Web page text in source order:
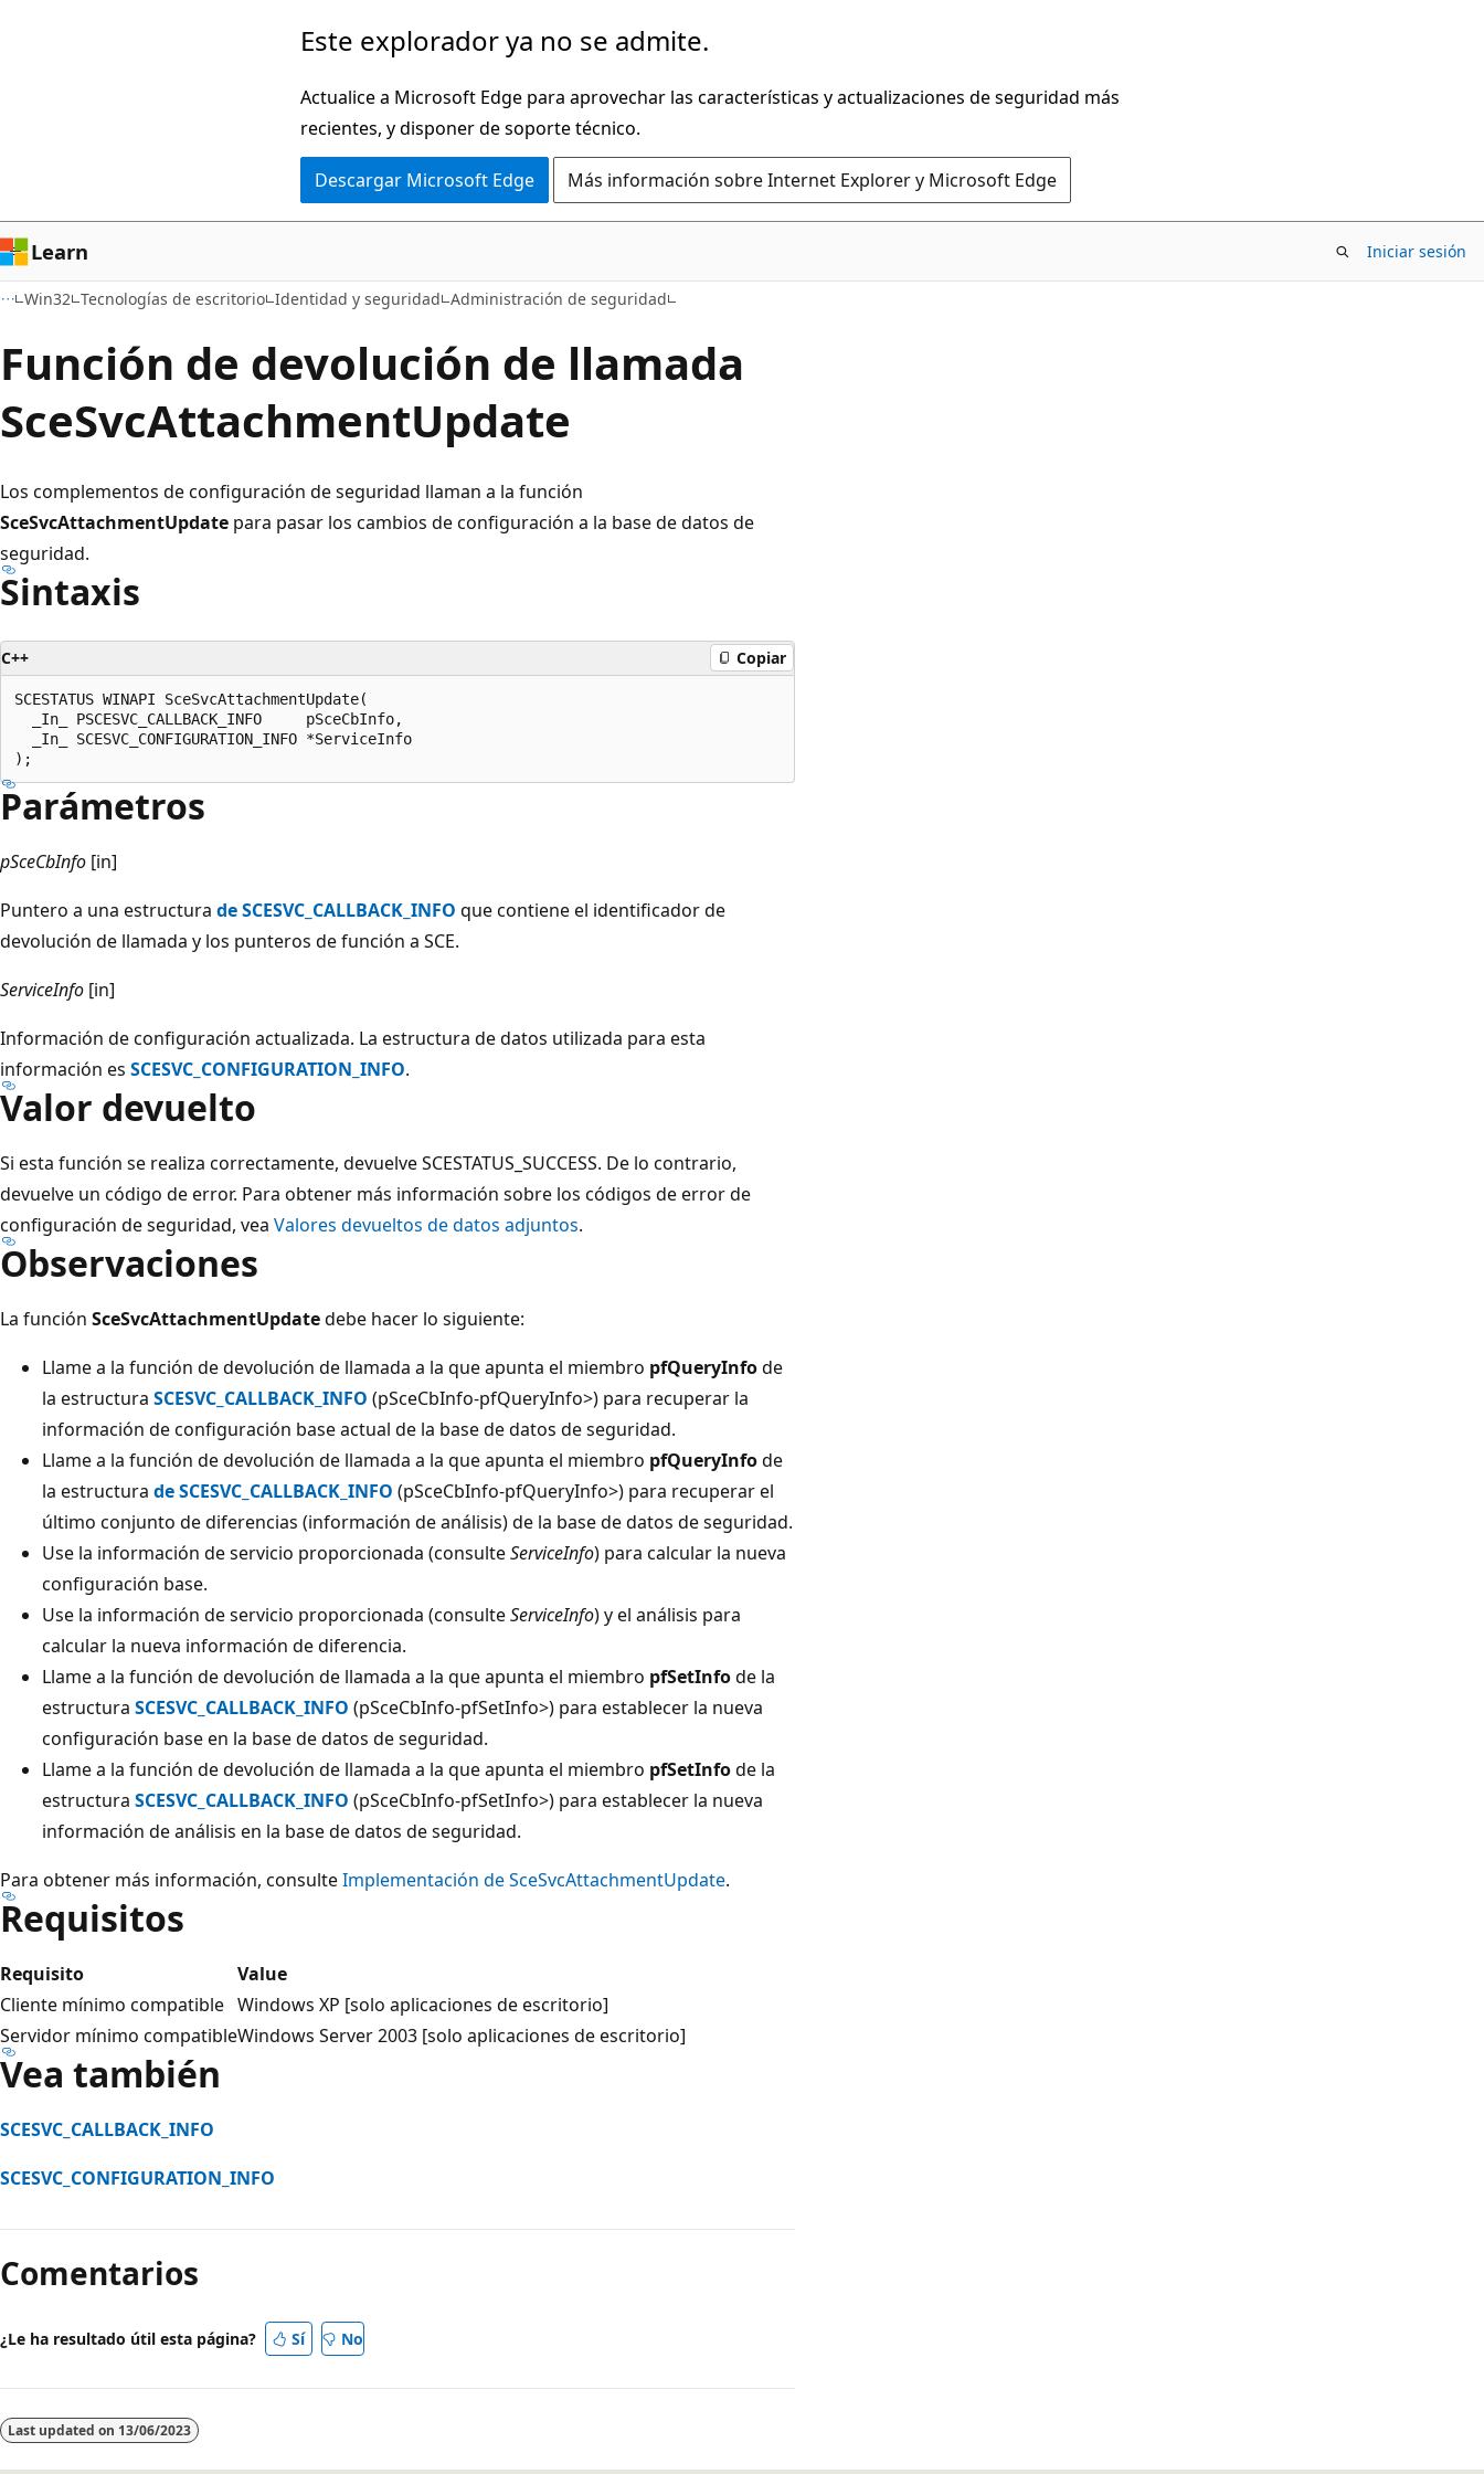
Este explorador ya no se admite.
Actualice a Microsoft Edge para aprovechar las características y actualizaciones de seguridad más
recientes, y disponer de soporte técnico.
Descargar Microsoft Edge Más información sobre Internet Explorer y Microsoft Edge
Learn Iniciar sesión
Win32 Tecnologías de escritorio Identidad y seguridad Administración de seguridad
Función de devolución de llamada
SceSvcAttachmentUpdate
Los complementos de configuración de seguridad llaman a la función
SceSvcAttachmentUpdate para pasar los cambios de configuración a la base de datos de
seguridad.
Sintaxis
C++ Copiar
SCESTATUS WINAPI SceSvcAttachmentUpdate(
  _In_ PSCESVC_CALLBACK_INFO     pSceCbInfo,
  _In_ SCESVC_CONFIGURATION_INFO *ServiceInfo
Parámetros
pSceCbInfo [in]
Puntero a una estructura de SCESVC_CALLBACK_INFO que contiene el identificador de
devolución de llamada y los punteros de función a SCE.
ServiceInfo [in]
Información de configuración actualizada. La estructura de datos utilizada para esta
información es SCESVC_CONFIGURATION_INFO.
Valor devuelto
Si esta función se realiza correctamente, devuelve SCESTATUS_SUCCESS. De lo contrario,
devuelve un código de error. Para obtener más información sobre los códigos de error de
configuración de seguridad, vea Valores devueltos de datos adjuntos.
Observaciones
La función SceSvcAttachmentUpdatedebe hacer lo siguiente:
Llame a la función de devolución de llamada a la que apunta el miembro pfQueryInfode
la estructura SCESVC_CALLBACK_INFO (pSceCbInfo-pfQueryInfo>) para recuperar la
información de configuración base actual de la base de datos de seguridad.
Llame a la función de devolución de llamada a la que apunta el miembro pfQueryInfode
la estructura de SCESVC_CALLBACK_INFO (pSceCbInfo-pfQueryInfo>) para recuperar el
último conjunto de diferencias (información de análisis) de la base de datos de seguridad.
Use la información de servicio proporcionada (consulteServiceInfo) para calcular la nueva
configuración base.
Use la información de servicio proporcionada (consulteServiceInfo) y el análisis para
calcular la nueva información de diferencia.
Llame a la función de devolución de llamada a la que apunta el miembro pfSetInfode la
estructura SCESVC_CALLBACK_INFO (pSceCbInfo-pfSetInfo>) para establecer la nueva
configuración base en la base de datos de seguridad.
Llame a la función de devolución de llamada a la que apunta el miembro pfSetInfode la
estructura SCESVC_CALLBACK_INFO (pSceCbInfo-pfSetInfo>) para establecer la nueva
información de análisis en la base de datos de seguridad.
Para obtener más información, consulteImplementación de SceSvcAttachmentUpdate.
Requisitos
Requisito
Value
Cliente mínimo compatible Windows XP [solo aplicaciones de escritorio]
Servidor mínimo compatibleWindows Server 2003 [solo aplicaciones de escritorio]
Vea también
SCESVC_CALLBACK_INFO
SCESVC_CONFIGURATION_INFO
de
lectura
Comentarios
¿Le ha resultado útil esta página? Sí No
Last updated on 13/06/2023